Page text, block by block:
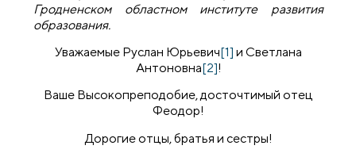
Гродненском областном институте развития
образования.
Уважаемые Руслан Юрьевич[1] и Светлана
Антоновна[2]!
Ваше Высокопреподобие, досточтимый отец
Феодор!
Дорогие отцы, братья и сестры!